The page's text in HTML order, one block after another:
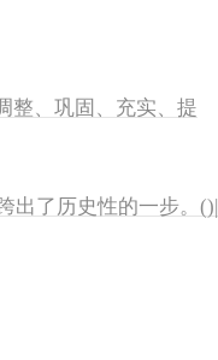
整、巩固、充实、提
出了历史性的一步。()|